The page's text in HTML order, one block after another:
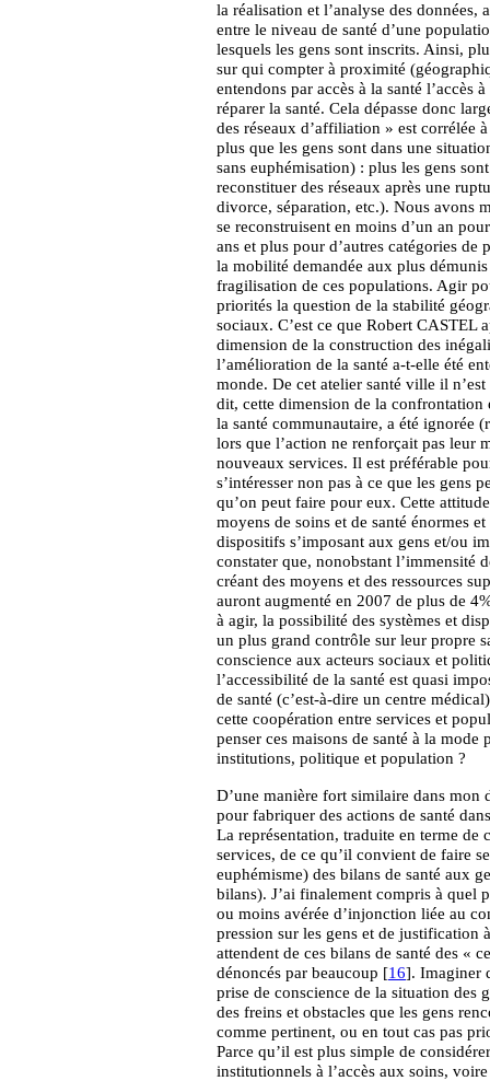
la réalisation et l’analyse des
entre le niveau de santé d’une
lesquels les gens sont inscrits. Ainsi,
sur qui compter à proximité
entendons par accès à la santé l’accès
réparer la santé. Cela dépasse donc
des réseaux d’affiliation » est corrélée
plus que les gens sont dans une
sans euphémisation) : plus les gens
reconstituer des réseaux après une
divorce, séparation, etc.). Nous avons
se reconstruisent en moins d’un an
ans et plus pour d’autres catégories
la mobilité demandée aux plus
fragilisation de ces populations. Agir
priorités la question de la stabilité
sociaux. C’est ce que Robert CASTEL
dimension de la construction des
l’amélioration de la santé a-t-elle été
monde. De cet atelier santé ville il
dit, cette dimension de la confrontation
la santé communautaire, a été ignorée
lors que l’action ne renforçait pas leur
nouveaux services. Il est préférable
s’intéresser non pas à ce que les gens
qu’on peut faire pour eux. Cette
moyens de soins et de santé énormes
dispositifs s’imposant aux gens et/ou
constater que, nonobstant l’immensité
créant des moyens et des ressources
auront augmenté en 2007 de plus de
à agir, la possibilité des systèmes et
un plus grand contrôle sur leur propre
conscience aux acteurs sociaux et
l’accessibilité de la santé est quasi
de santé (c’est-à-dire un centre
cette coopération entre services et
penser ces maisons de santé à la
institutions, politique et population ?
D’une manière fort similaire dans mon
pour fabriquer des actions de santé
La représentation, traduite en terme de
services, de ce qu’il convient de faire
euphémisme) des bilans de santé aux
bilans). J’ai finalement compris à quel
ou moins avérée d’injonction liée au
pression sur les gens et de justification
attendent de ces bilans de santé des «
dénoncés par beaucoup [16]. Imaginer
prise de conscience de la situation des
des freins et obstacles que les gens
comme pertinent, ou en tout cas pas
Parce qu’il est plus simple de
institutionnels à l’accès aux soins,